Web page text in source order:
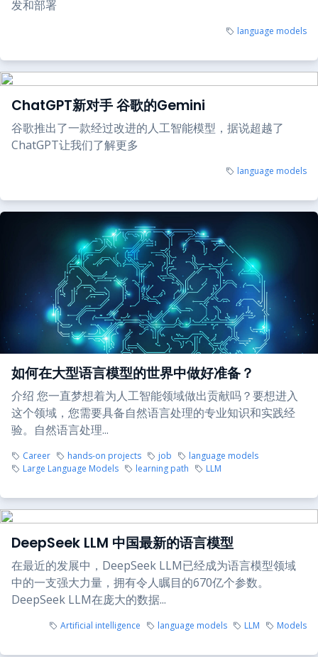
发和部署
language models
ChatGPT新对手 谷歌的Gemini
谷歌推出了一款经过改进的人工智能模型，据说超越了
ChatGPT让我们了解更多
language models
如何在大型语言模型的世界中做好准备？
介绍 您一直梦想着为人工智能领域做出贡献吗？要想进入
这个领域，您需要具备自然语言处理的专业知识和实践经
验。自然语言处理...
Career hands-on projects job
language models
Large Language Models
learning path LLM
DeepSeek LLM 中国最新的语言模型
在最近的发展中，DeepSeek LLM已经成为语言模型领域
中的一支强大力量，拥有令人瞩目的670亿个参数。
DeepSeek LLM在庞大的数据...
Artificial intelligence language models LLM Models